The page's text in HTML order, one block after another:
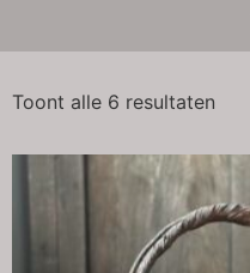
Toont alle 6 resultaten